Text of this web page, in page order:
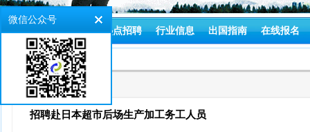
首页 通知公告 热点招聘 行业信息 出国指南 在线报名
首页>就业项目
项目编号：76081
招聘赴日本超市后场生产加工务工人员
微信公众号